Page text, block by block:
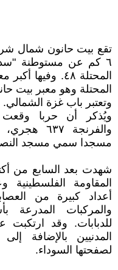
تقع بيت حانون شمال
٦ كم عن مستوطنة
المحتلة ٤٨.
المحتلة وهو معبر بيت
وتعتبر باب غزة الشمالي.
ويُذكر أن حربا
والفرنجة
مسجدا سمي مسجد النصر
المقاومة الفلسطينية
أعداد كبيرة من
للدبابات. وقد ارتكبت
المدنيين بالإضافة
لصفحتها السوداء.